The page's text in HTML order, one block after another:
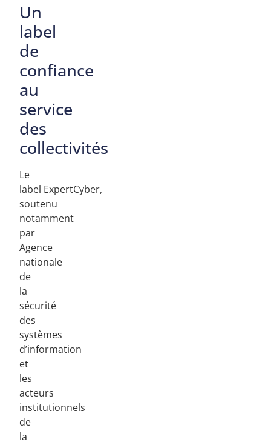
Un
label
de
confiance
au
service
des
collectivités
Le
label ExpertCyber,
soutenu
notamment
par
Agence
nationale
de
la
sécurité
des
systèmes
d’information
et
les
acteurs
institutionnels
de
la